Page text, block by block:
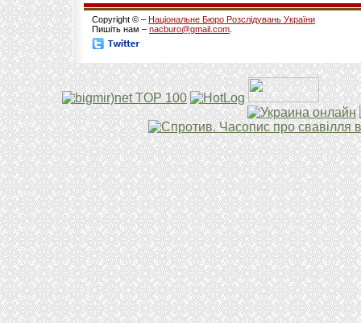
Copyright © – Національне Бюро Розслідувань України
Пишіть нам – nacburo@gmail.com